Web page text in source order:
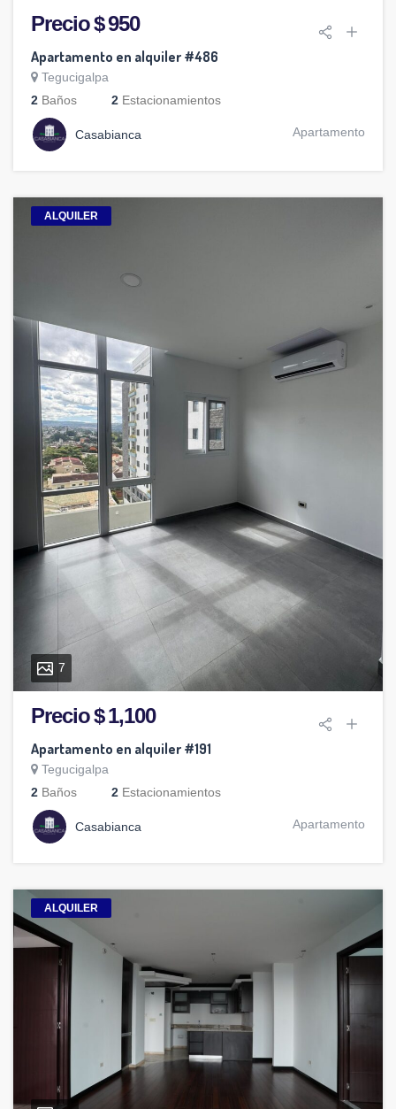
Precio $ 950
Apartamento en alquiler #486
Tegucigalpa
2 Baños 2 Estacionamientos
Casabianca Apartamento
ALQUILER
7
Precio $ 1,100
Apartamento en alquiler #191
Tegucigalpa
2 Baños 2 Estacionamientos
Casabianca Apartamento
ALQUILER